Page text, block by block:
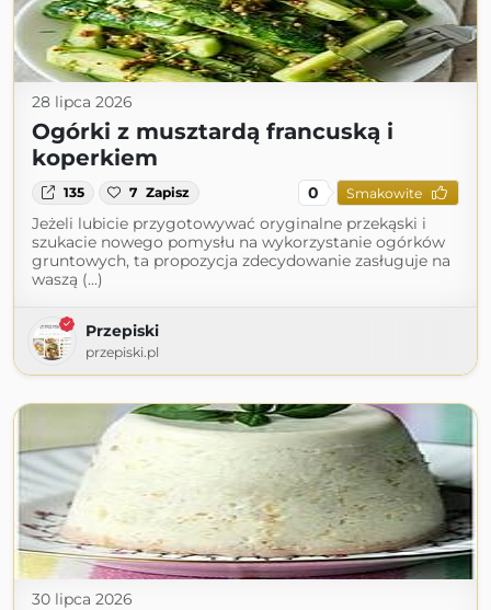
28 lipca 2026
Ogórki z musztardą francuską i
koperkiem
135 7 Zapisz 0 Smakowite
Jeżeli lubicie przygotowywać oryginalne przekąski i
szukacie nowego pomysłu na wykorzystanie ogórków
gruntowych, ta propozycja zdecydowanie zasługuje na
waszą (...)
Przepiski
przepiski.pl
30 lipca 2026